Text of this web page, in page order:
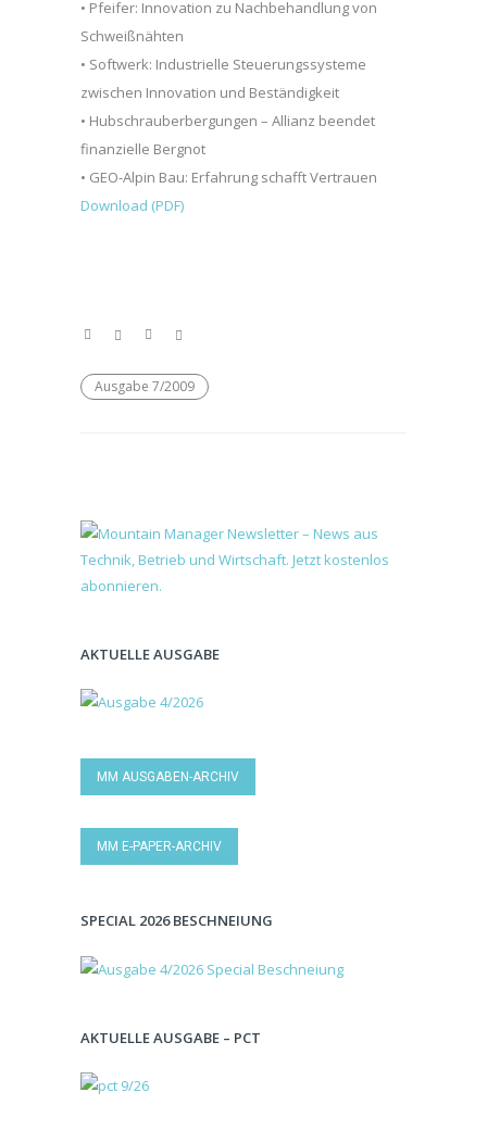
• Pfeifer: Innovation zu Nachbehandlung von
Schweißnähten
• Softwerk: Industrielle Steuerungssysteme
zwischen Innovation und Beständigkeit
• Hubschrauberbergungen – Allianz beendet
finanzielle Bergnot
• GEO-Alpin Bau: Erfahrung schafft Vertrauen
Download (PDF)
Ausgabe 7/2009
AKTUELLE AUSGABE
MM AUSGABEN-ARCHIV
MM E-PAPER-ARCHIV
SPECIAL 2026 BESCHNEIUNG
AKTUELLE AUSGABE – PCT